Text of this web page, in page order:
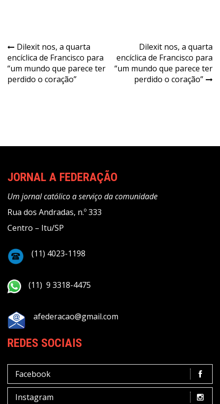
Navegação
de
Post
Dilexit nos, a quarta
encíclica de Francisco para
“um mundo que parece ter
perdido o coração”
Dilexit nos, a quarta
encíclica de Francisco para
“um mundo que parece ter
perdido o coração”
JORNAL A FEDERAÇÃO
Um jornal católico a serviço da comunidade
Rua dos Andradas, n.º 333
Centro – Itu/SP
(11) 4023-1198
(11) 9 3318-4475
afederacao@gmail.com
REDES SOCIAIS
Facebook
Instagram